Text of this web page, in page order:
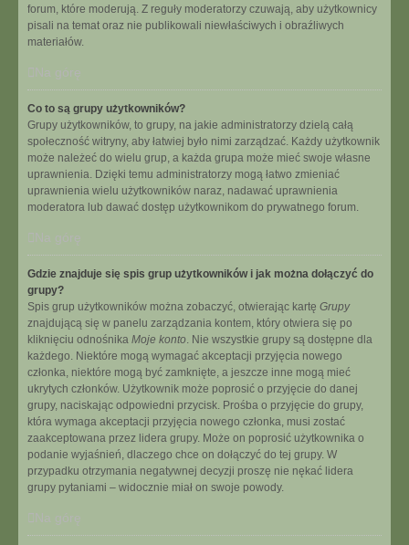
forum, które moderują. Z reguły moderatorzy czuwają, aby użytkownicy
pisali na temat oraz nie publikowali niewłaściwych i obraźliwych
materiałów.
Na górę
Co to są grupy użytkowników?
Grupy użytkowników, to grupy, na jakie administratorzy dzielą całą
społeczność witryny, aby łatwiej było nimi zarządzać. Każdy użytkownik
może należeć do wielu grup, a każda grupa może mieć swoje własne
uprawnienia. Dzięki temu administratorzy mogą łatwo zmieniać
uprawnienia wielu użytkowników naraz, nadawać uprawnienia
moderatora lub dawać dostęp użytkownikom do prywatnego forum.
Na górę
Gdzie znajduje się spis grup użytkowników i jak można dołączyć do
grupy?
Spis grup użytkowników można zobaczyć, otwierając kartę Grupy
znajdującą się w panelu zarządzania kontem, który otwiera się po
kliknięciu odnośnika Moje konto. Nie wszystkie grupy są dostępne dla
każdego. Niektóre mogą wymagać akceptacji przyjęcia nowego
członka, niektóre mogą być zamknięte, a jeszcze inne mogą mieć
ukrytych członków. Użytkownik może poprosić o przyjęcie do danej
grupy, naciskając odpowiedni przycisk. Prośba o przyjęcie do grupy,
która wymaga akceptacji przyjęcia nowego członka, musi zostać
zaakceptowana przez lidera grupy. Może on poprosić użytkownika o
podanie wyjaśnień, dlaczego chce on dołączyć do tej grupy. W
przypadku otrzymania negatywnej decyzji proszę nie nękać lidera
grupy pytaniami – widocznie miał on swoje powody.
Na górę